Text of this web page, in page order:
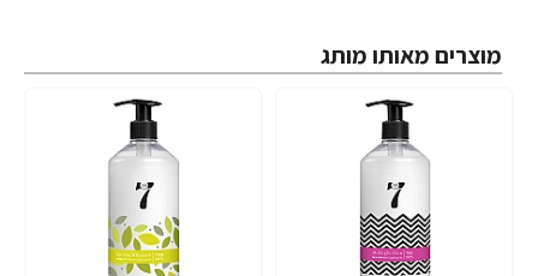
מוצרים מאותו מותג